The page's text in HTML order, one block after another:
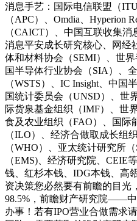
消息手艺：国际电信联盟（
（APC）、Omdia、Hyperion
（CAICT）、中国互联收集
消息平安成长研究核心、网经
体和材料协会（SEMI）、世
国半导体行业协会（SIA）、
（WSTS）、IC Insight、中
国统计委员会（UNSD）、世
际货泉基金组织（IMF）、世
食及农业组织（FAO）、国际
（ILO）、经济合做取成长组
（WHO）、亚太统计研究所
（EMS)、经济研究院、CEIE
钱、红杉本钱、IDG本钱、高
资决策您必然要有前瞻的目光
98.5%，前瞻财产研究院——
办事！若有IPO营业合做需求